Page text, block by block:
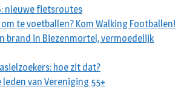
nieuwe fietsroutes
te voetballen? Kom Walking Footballen!
brand in Biezenmortel, vermoedelijk
hoe zit dat?
van Vereniging 55+